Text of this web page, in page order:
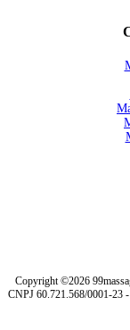
Copyright ©2026
CNPJ 60.721.568/0001-23